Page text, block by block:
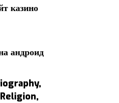
казино
андроид